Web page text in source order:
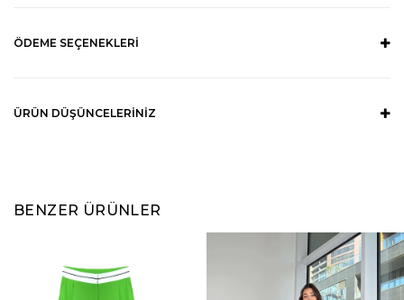
ÖDEME SEÇENEKLERI
ÜRÜN DÜŞÜNCELERINIZ
BENZER ÜRÜNLER